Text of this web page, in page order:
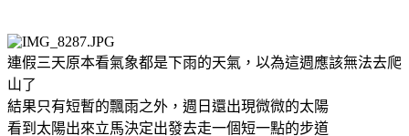
連假三天原本看氣象都是下雨的天氣，以為這週應該無法去爬
山了
結果只有短暫的飄雨之外，週日還出現微微的太陽
看到太陽出來立馬決定出發去走一個短一點的步道